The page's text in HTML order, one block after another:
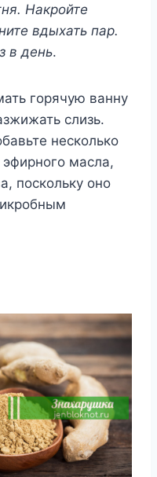
Накройте
вдыхать пар.
в день.
горячую ванну
слизь.
несколько
масла,
поскольку оно